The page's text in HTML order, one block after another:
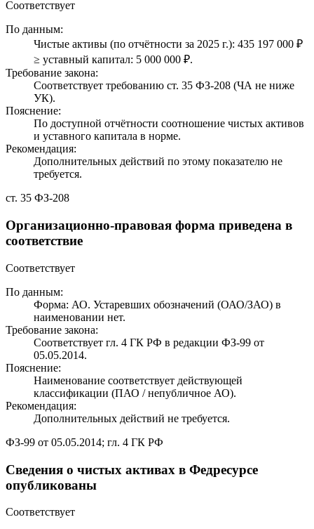
Соответствует
По данным:
Чистые активы (по отчётности за 2025 г.): 435 197 000 ₽
≥ уставный капитал: 5 000 000 ₽.
Требование закона:
Соответствует требованию ст. 35 ФЗ-208 (ЧА не ниже
УК).
Пояснение:
По доступной отчётности соотношение чистых активов
и уставного капитала в норме.
Рекомендация:
Дополнительных действий по этому показателю не
требуется.
ст. 35 ФЗ-208
Организационно-правовая форма приведена в
соответствие
Соответствует
По данным:
Форма: АО. Устаревших обозначений (ОАО/ЗАО) в
наименовании нет.
Требование закона:
Соответствует гл. 4 ГК РФ в редакции ФЗ-99 от
05.05.2014.
Пояснение:
Наименование соответствует действующей
классификации (ПАО / непубличное АО).
Рекомендация:
Дополнительных действий не требуется.
ФЗ-99 от 05.05.2014; гл. 4 ГК РФ
Сведения о чистых активах в Федресурсе
опубликованы
Соответствует